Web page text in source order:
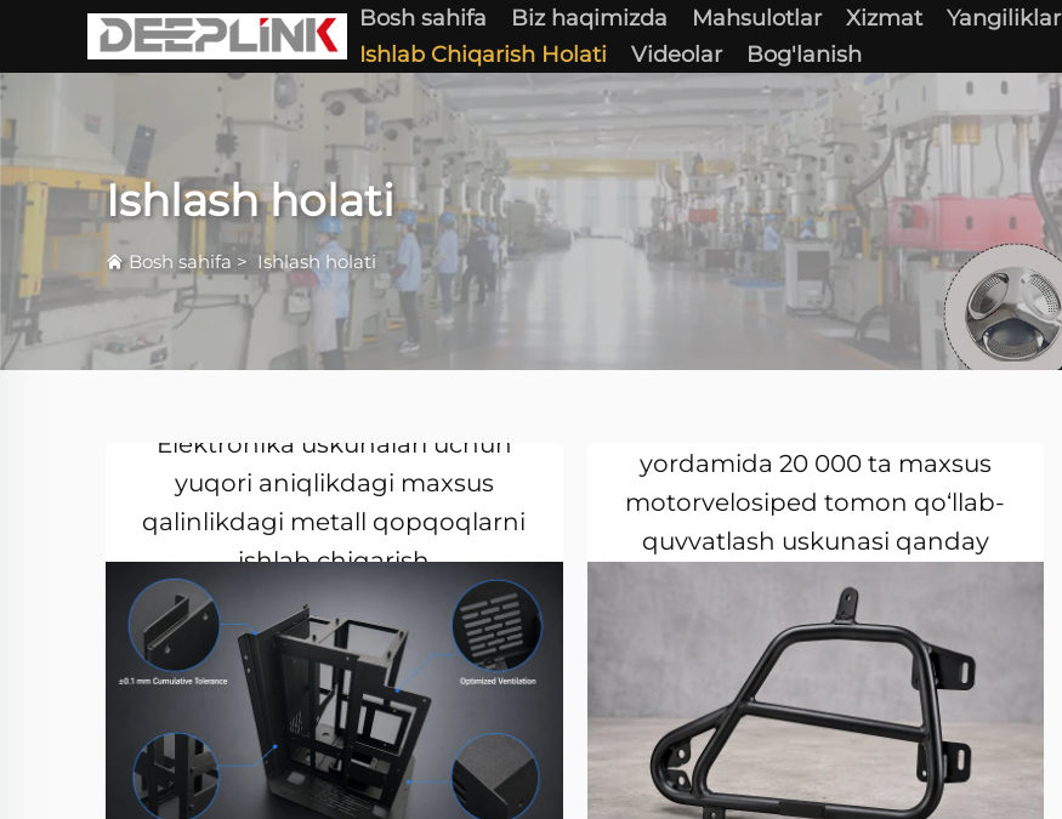
Bosh sahifa Biz haqimizda Mahsulotlar Xizmat Yangiliklar
Ishlab Chiqarish Holati
Videolar Bog'lanish
Ishlash holati
Bosh sahifa > Ishlash holati
Elektronika uskunalari uchun
yuqori aniqlikdagi maxsus
qalinlikdagi metall qopqoqlarni
ishlab chiqarish
yordamida 20 000 ta maxsus
motorvelosiped tomon qo‘llab-
quvvatlash uskunasi qanday
ishlab chiqardik